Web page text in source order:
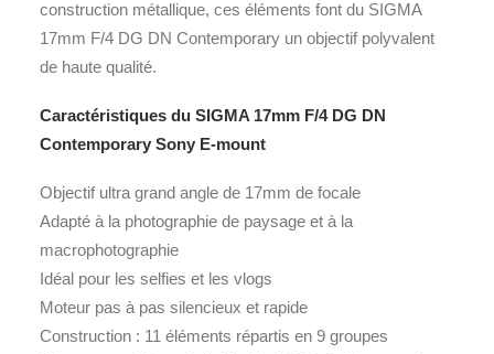
construction métallique, ces éléments font du SIGMA
17mm F/4 DG DN Contemporary un objectif polyvalent
de haute qualité.
Caractéristiques du SIGMA 17mm F/4 DG DN
Contemporary Sony E-mount
Objectif ultra grand angle de 17mm de focale
Adapté à la photographie de paysage et à la
macrophotographie
Idéal pour les selfies et les vlogs
Moteur pas à pas silencieux et rapide
Construction : 11 éléments répartis en 9 groupes